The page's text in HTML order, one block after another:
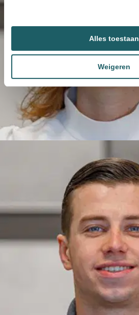
Alles toestaan
Weigeren